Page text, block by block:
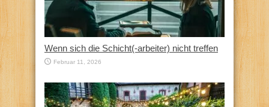
Wenn sich die Schicht(-arbeiter) nicht treffen
Februar 11, 2026